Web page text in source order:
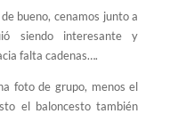
bueno, cenamos junto a
siendo interesante y
falta cadenas….
foto de grupo, menos el
el baloncesto también